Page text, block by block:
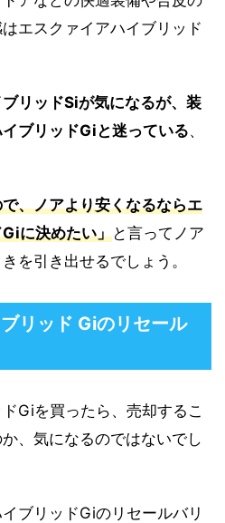
エスクァイアハイブリッド
リッドSiが気になるが、装
ブリッドGiと迷っている、
、ノアより安くなるならエ
に決めたい」と言ってノア
を引き出せるでしょう。
リッド Giのリセール
Giを買ったら、売却するこ
、気になるのではないでし
ブリッドGiのリセールバリ